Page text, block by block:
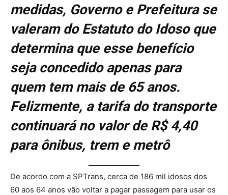
medidas, Governo e Prefeitura se
valeram do Estatuto do Idoso que
determina que esse benefício
seja concedido apenas para
quem tem mais de 65 anos.
Felizmente, a tarifa do transporte
continuará no valor de R$ 4,40
para ônibus, trem e metrô
De acordo com a SPTrans, cerca de 186 mil idosos dos
60 aos 64 anos vão voltar a pagar passagem para usar os